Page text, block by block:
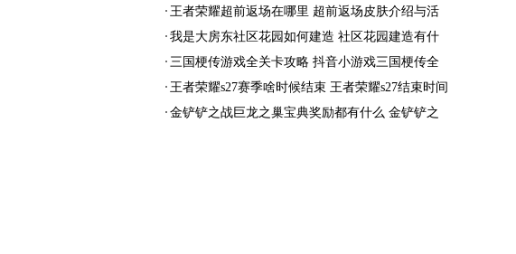
发布会
王者荣耀超前返场在哪里 超前返场皮肤介绍与活
动一览
我是大房东社区花园如何建造 社区花园建造有什
么条件
三国梗传游戏全关卡攻略 抖音小游戏三国梗传全
结局一览
王者荣耀s27赛季啥时候结束 王者荣耀s27结束时间
金铲铲之战巨龙之巢宝典奖励都有什么 金铲铲之